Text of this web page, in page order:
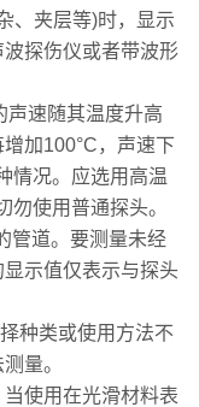
夹层等)时，显示
探伤仪或者带波形
速随其温度升高
加100°C，声速下
情况。应选用高温
勿使用普通探头。
道。要测量未经
示值仅表示与探头
种类或使用方法不
量。
使用在光滑材料表